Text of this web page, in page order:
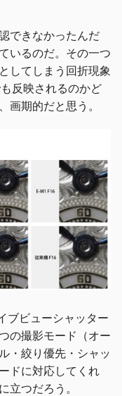
できなかったんだ
いるのだ。その一つ
してしまう回折現象
反映されるのかど
画期的だと思う。
ブビューシャッター
の撮影モード（オー
・絞り優先・シャッ
ドに対応してくれ
立つだろう。